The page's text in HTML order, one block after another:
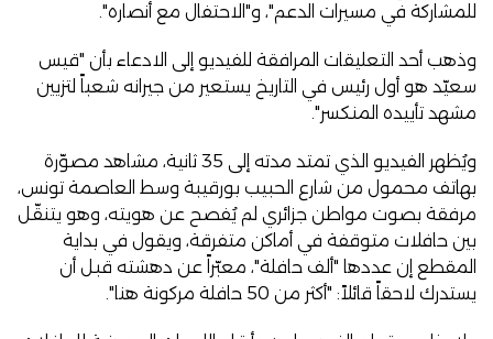
للمشاركة في مسيرات الدعم"، و"الاحتفال مع أنصاره".
وذهب أحد التعليقات المرافقة للفيديو إلى الادعاء بأن "قيس
سعيّد هو أول رئيس في التاريخ يستعير من جيرانه شعباً لتزيين
مشهد تأييده المنكسر".
ويُظهر الفيديو الذي تمتد مدته إلى 35 ثانية، مشاهد مصوّرة
بهاتف محمول من شارع الحبيب بورقيبة وسط العاصمة تونس،
مرفقة بصوت مواطن جزائري لم يُفصح عن هويته، وهو يتنقّل
بين حافلات متوقفة في أماكن متفرقة، ويقول في بداية
المقطع إن عددها "ألف حافلة"، معبّراً عن دهشته قبل أن
يستدرك لاحقاً قائلاً: "أكثر من 50 حافلة مركونة هنا".